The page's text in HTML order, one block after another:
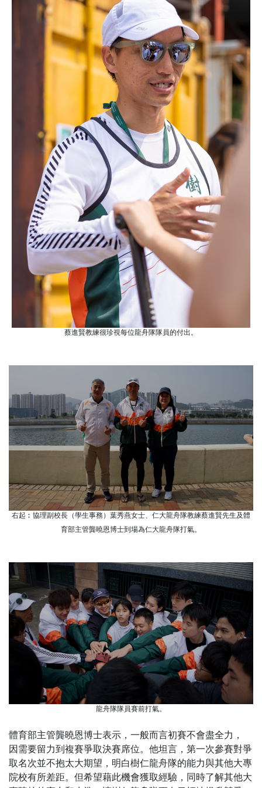
蔡進賢教練很珍視每位龍舟隊隊員的付出。
右起︰協理副校長（學生事務）葉秀燕女士、仁大龍舟隊教練蔡進賢先生及體
育部主管龔曉恩博士到場為仁大龍舟隊打氣。
龍舟隊隊員賽前打氣。
體育部主管龔曉恩博士表示，一般而言初賽不會盡全力，
因需要留力到複賽爭取決賽席位。他坦言，第一次參賽對爭
取名次並不抱太大期望，明白樹仁龍舟隊的能力與其他大專
院校有所差距。但希望藉此機會獲取經驗，同時了解其他大